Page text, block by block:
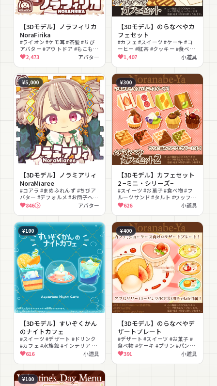
【3Dモデル】ノラフィリカ
NoraFirika
#ライオン #ケモ耳 #茶髪 #ちび
アバター #アウトドア #もこもこ
#撮影向け #PSD付き #獣耳
2,473 アバター
【3Dモデル】のらなべやカ
フェセット
#カフェ #スイーツ #ケーキ #コ
ーヒー #紅茶 #クッキー #食べ物
#デザート #インテリア #撮影向
1,407 小道具
¥5,000
【3Dモデル】ノラミアリィ
NoraMiaree
#コアラ #まめふれんず #ちびア
バター #デフォルメ #お団子ヘア
#ゆるかわ #かわいい #ピンク目
#リュック
846 アバター
¥300
【3Dモデル】カフェセット
2 −ミニ・シリーズ−
#スイーツ #お菓子 #食べ物 #フ
ルーツサンド #タルト #ワッフル
#ミニチュア #カフェ #イヤリン
626 小道具
¥100
【3Dモデル】すいぞくかん
のナイトカフェ
#スイーツ #デザート #ドリンク
#カフェ #水族館 #インテリア #
ワールド小物 #食べ物 #涼しげ
616 小道具
¥400
【3Dモデル】のらなべやデ
ザートプレート
#デザート #スイーツ #お菓子 #
食べ物 #ケーキ #プリン #パンケ
ーキ #ピアス #アクセサリー #カ
391 小道具
¥100